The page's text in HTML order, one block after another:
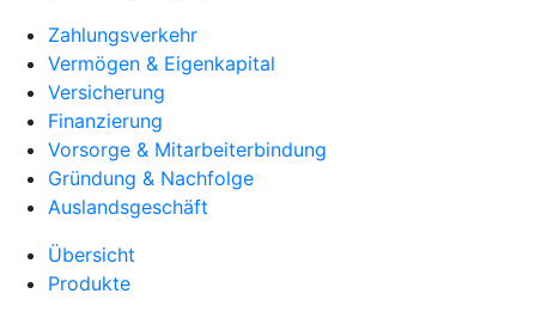
Zahlungsverkehr
Vermögen & Eigenkapital
Versicherung
Finanzierung
Vorsorge & Mitarbeiterbindung
Gründung & Nachfolge
Auslandsgeschäft
Übersicht
Produkte